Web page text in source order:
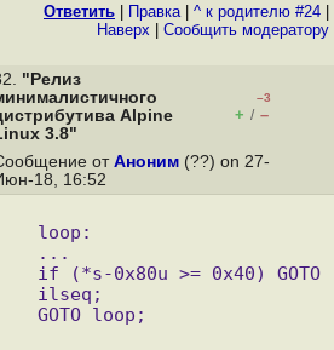
Ответить Правка| ^ к родителю #24
Наверх
Cообщить модератору
"Релиз
Alpine
3.8"
–3
+ / –
от Аноним (??) on 27-
18, 16:52
loop:
...
if (*s-0x80u >= 0x40) GOTO
ilseq;
GOTO loop;